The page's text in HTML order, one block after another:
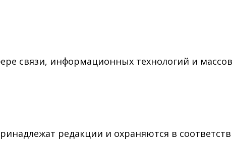
связи, информационных технологий и
редакции и охраняются в